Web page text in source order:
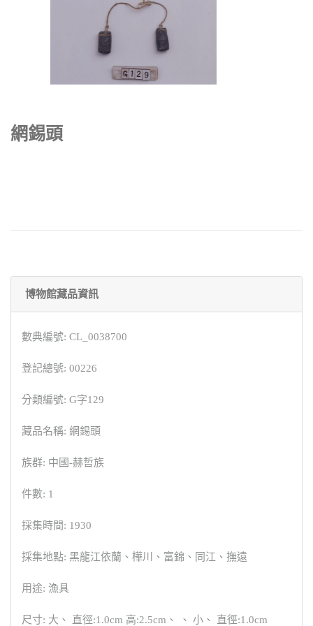
網錫頭
博物館藏品資訊
數典編號: CL_0038700
登記總號: 00226
分類編號: G字129
藏品名稱: 網錫頭
族群: 中國-赫哲族
件數: 1
採集時間: 1930
採集地點: 黑龍江依蘭、樺川、富錦、同江、撫遠
用途: 漁具
尺寸: 大、 直徑:1.0cm 高:2.5cm、 、 小、 直徑:1.0cm